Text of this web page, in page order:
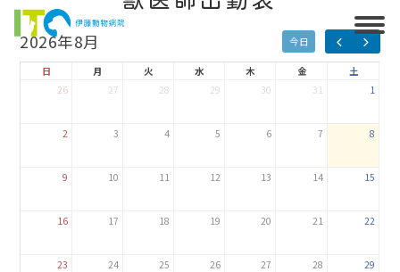
2026年8月
今日
日 月 火 水 木 金
土
26
27 28 29 30 31 1
2 3 4 5 6 7 8
9 10 11 12 13 14 15
16 17 18 19 20 21 22
23 24 25 26 27 28 29